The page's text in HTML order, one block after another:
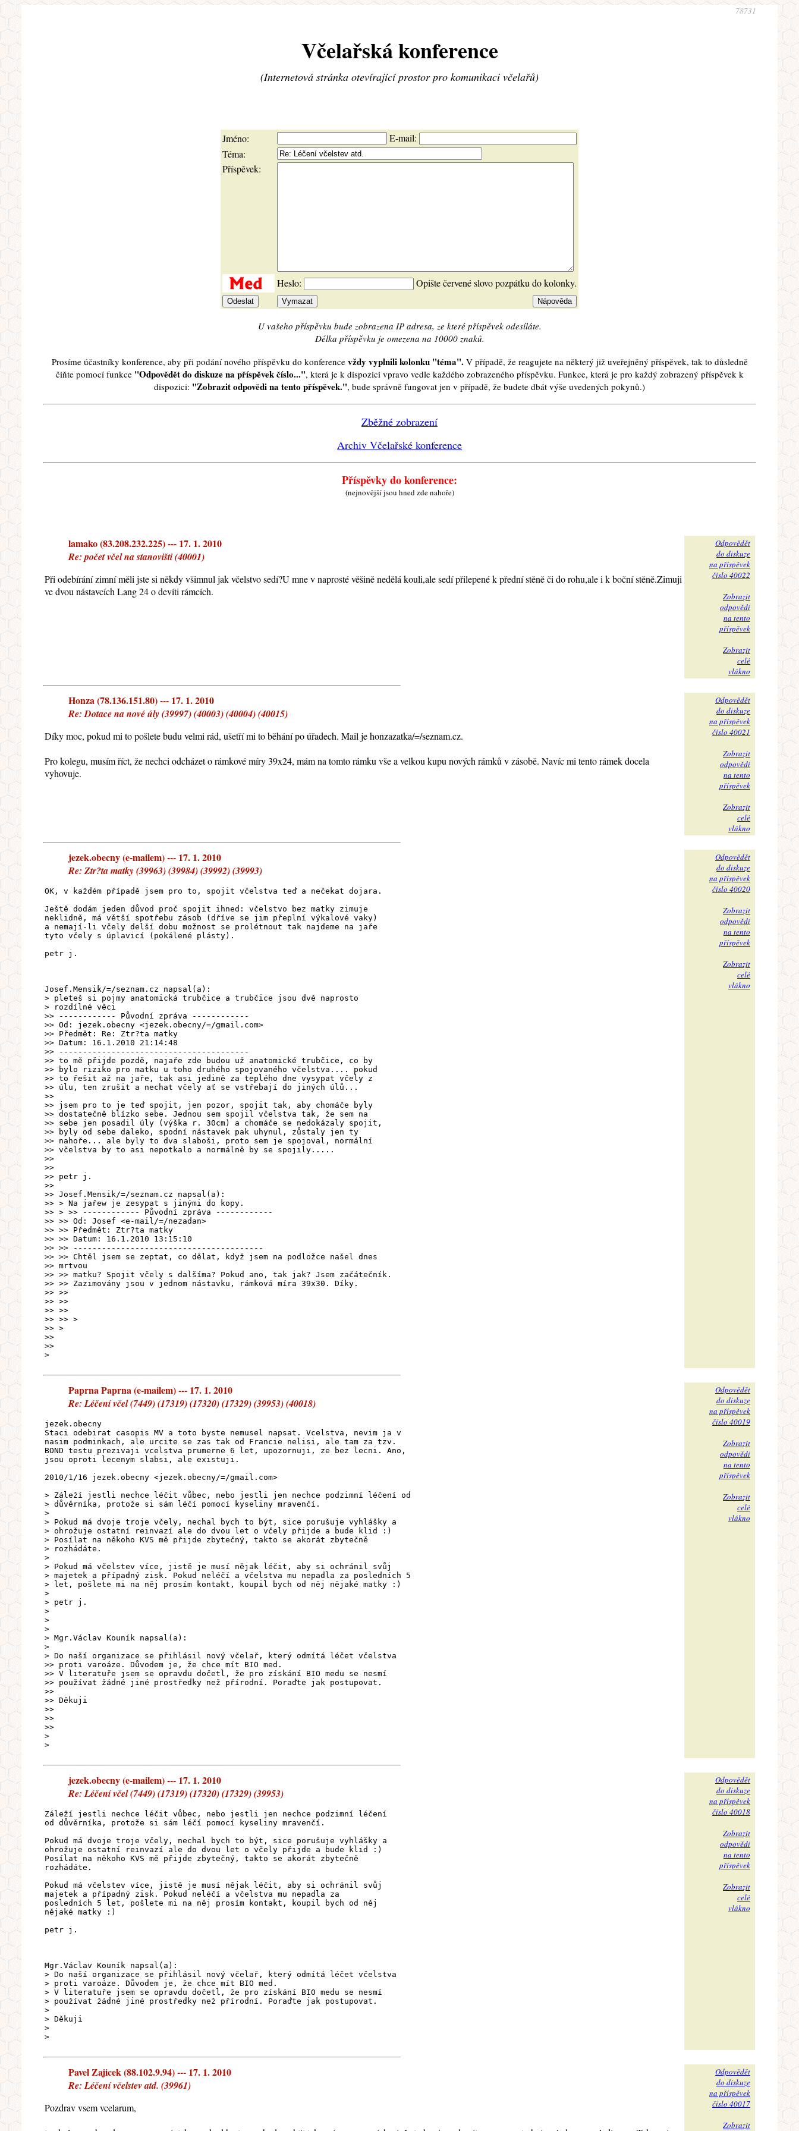
78731
Včelařská konference
(Internetová stránka otevírající prostor pro komunikaci včelařů)
Jméno:
E-mail:
Téma:
Příspěvek:
Heslo: Opište červené slovo pozpátku do kolonky.
U vašeho příspěvku bude zobrazena IP adresa, ze které příspěvek odesíláte.
Délka příspěvku je omezena na 10000 znaků.
Prosíme účastníky konference, aby při podání nového příspěvku do konference vždy vyplnili kolonku "téma". V případě, že reagujete na některý již uveřejněný příspěvek, tak to důsledně
čiňte pomocí funkce "Odpovědět do diskuze na příspěvek číslo...", která je k dispozici vpravo vedle každého zobrazeného příspěvku. Funkce, která je pro každý zobrazený příspěvek k
dispozici: "Zobrazit odpovědi na tento příspěvek.", bude správně fungovat jen v případě, že budete dbát výše uvedených pokynů.)
Zběžné zobrazení
Archiv Včelařské konference
Příspěvky do konference:
(nejnovější jsou hned zde nahoře)
lamako (83.208.232.225) --- 17. 1. 2010
Re: počet včel na stanovišti (40001)
Při odebírání zimní měli jste si někdy všimnul jak včelstvo sedí?U mne v naprosté věšině nedělá kouli,ale sedí přilepené k přední stěně či do rohu,ale i k boční stěně.Zimuji
ve dvou nástavcích Lang 24 o devíti rámcích.
Odpovědět
do diskuze
na příspěvek
číslo 40022
Zobrazit
odpovědi
na tento
příspěvek
Zobrazit
celé
vlákno
Honza (78.136.151.80) --- 17. 1. 2010
Re: Dotace na nové úly (39997) (40003) (40004) (40015)
Díky moc, pokud mi to pošlete budu velmi rád, ušetří mi to běhání po úřadech. Mail je honzazatka/=/seznam.cz.
Pro kolegu, musím říct, že nechci odcházet o rámkové míry 39x24, mám na tomto rámku vše a velkou kupu nových rámků v zásobě. Navíc mi tento rámek docela
vyhovuje.
Odpovědět
do diskuze
na příspěvek
číslo 40021
Zobrazit
odpovědi
na tento
příspěvek
Zobrazit
celé
vlákno
jezek.obecny (e-mailem) --- 17. 1. 2010
Re: Ztr?ta matky (39963) (39984) (39992) (39993)
OK, v každém případě jsem pro to, spojit včelstva teď a nečekat dojara.
Ještě dodám jeden důvod proč spojit ihned: včelstvo bez matky zimuje
neklidně, má větší spotřebu zásob (dříve se jim přeplní výkalové vaky)
a nemají-li včely delší dobu možnost se prolétnout tak najdeme na jaře
tyto včely s úplavicí (pokálené plásty).
petr j.
Josef.Mensik/=/seznam.cz napsal(a):
> pleteš si pojmy anatomická trubčice a trubčice jsou dvě naprosto
> rozdílné věci
>> ------------ Původní zpráva ------------
>> Od: jezek.obecny <jezek.obecny/=/gmail.com>
>> Předmět: Re: Ztr?ta matky
>> Datum: 16.1.2010 21:14:48
>> ----------------------------------------
>> to mě přijde pozdě, najaře zde budou už anatomické trubčice, co by
>> bylo riziko pro matku u toho druhého spojovaného včelstva.... pokud
>> to řešit až na jaře, tak asi jedině za teplého dne vysypat včely z
>> úlu, ten zrušit a nechat včely ať se vstřebají do jiných úlů...
>>
>> jsem pro to je teď spojit, jen pozor, spojit tak, aby chomáče byly
>> dostatečně blízko sebe. Jednou sem spojil včelstva tak, že sem na
>> sebe jen posadil úly (výška r. 30cm) a chomáče se nedokázaly spojit,
>> byly od sebe daleko, spodní nástavek pak uhynul, zůstaly jen ty
>> nahoře... ale byly to dva slaboši, proto sem je spojoval, normální
>> včelstva by to asi nepotkalo a normálně by se spojily.....
>>
>>
>> petr j.
>>
>> Josef.Mensik/=/seznam.cz napsal(a):
>> > Na jařew je zesypat s jinými do kopy.
>> > >> ------------ Původní zpráva ------------
>> >> Od: Josef <e-mail/=/nezadan>
>> >> Předmět: Ztr?ta matky
>> >> Datum: 16.1.2010 13:15:10
>> >> ----------------------------------------
>> >> Chtěl jsem se zeptat, co dělat, když jsem na podložce našel dnes
>> mrtvou
>> >> matku? Spojit včely s dalšíma? Pokud ano, tak jak? Jsem začátečník.
>> >> Zazimovány jsou v jednom nástavku, rámková míra 39x30. Díky.
>> >>
>> >>
>> >>
>> >> >
>> >
>>
>>
>
Odpovědět
do diskuze
na příspěvek
číslo 40020
Zobrazit
odpovědi
na tento
příspěvek
Zobrazit
celé
vlákno
Paprna Paprna (e-mailem) --- 17. 1. 2010
Re: Léčení včel (7449) (17319) (17320) (17329) (39953) (40018)
jezek.obecny
Staci odebirat casopis MV a toto byste nemusel napsat. Vcelstva, nevim ja v
nasim podminkach, ale urcite se zas tak od Francie nelisi, ale tam za tzv.
BOND testu prezivaji vcelstva prumerne 6 let, upozornuji, ze bez lecni. Ano,
jsou oproti lecenym slabsi, ale existuji.
2010/1/16 jezek.obecny <jezek.obecny/=/gmail.com>
> Záleží jestli nechce léčit vůbec, nebo jestli jen nechce podzimní léčení od
> důvěrníka, protože si sám léčí pomocí kyseliny mravenčí.
>
> Pokud má dvoje troje včely, nechal bych to být, sice porušuje vyhlášky a
> ohrožuje ostatní reinvazí ale do dvou let o včely přijde a bude klid :)
> Posílat na někoho KVS mě přijde zbytečný, takto se akorát zbytečně
> rozhádáte.
>
> Pokud má včelstev více, jistě je musí nějak léčit, aby si ochránil svůj
> majetek a případný zisk. Pokud neléčí a včelstva mu nepadla za posledních 5
> let, pošlete mi na něj prosím kontakt, koupil bych od něj nějaké matky :)
>
> petr j.
>
>
>
> Mgr.Václav Kouník napsal(a):
>
> Do naší organizace se přihlásil nový včelař, který odmítá léčet včelstva
>> proti varoáze. Důvodem je, že chce mít BIO med.
>> V literatuře jsem se opravdu dočetl, že pro získání BIO medu se nesmí
>> používat žádné jiné prostředky než přírodní. Poraďte jak postupovat.
>>
>> Děkuji
>>
>>
>>
>
>
Odpovědět
do diskuze
na příspěvek
číslo 40019
Zobrazit
odpovědi
na tento
příspěvek
Zobrazit
celé
vlákno
jezek.obecny (e-mailem) --- 17. 1. 2010
Re: Léčení včel (7449) (17319) (17320) (17329) (39953)
Záleží jestli nechce léčit vůbec, nebo jestli jen nechce podzimní léčení
od důvěrníka, protože si sám léčí pomocí kyseliny mravenčí.
Pokud má dvoje troje včely, nechal bych to být, sice porušuje vyhlášky a
ohrožuje ostatní reinvazí ale do dvou let o včely přijde a bude klid :)
Posílat na někoho KVS mě přijde zbytečný, takto se akorát zbytečně
rozhádáte.
Pokud má včelstev více, jistě je musí nějak léčit, aby si ochránil svůj
majetek a případný zisk. Pokud neléčí a včelstva mu nepadla za
posledních 5 let, pošlete mi na něj prosím kontakt, koupil bych od něj
nějaké matky :)
petr j.
Mgr.Václav Kouník napsal(a):
> Do naší organizace se přihlásil nový včelař, který odmítá léčet včelstva
> proti varoáze. Důvodem je, že chce mít BIO med.
> V literatuře jsem se opravdu dočetl, že pro získání BIO medu se nesmí
> používat žádné jiné prostředky než přírodní. Poraďte jak postupovat.
>
> Děkuji
>
>
Odpovědět
do diskuze
na příspěvek
číslo 40018
Zobrazit
odpovědi
na tento
příspěvek
Zobrazit
celé
vlákno
Pavel Zajicek (88.102.9.94) --- 17. 1. 2010
Re: Léčení včelstev atd. (39961)
Pozdrav vsem vcelarum,
Odpovědět
do diskuze
na příspěvek
číslo 40017
Zobrazit